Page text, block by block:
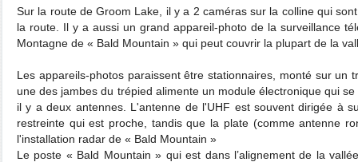
Sur la route de Groom Lake, il y a 2 caméras sur la colline qui
la route. Il y a aussi un grand appareil-photo de la surveillance
Montagne de « Bald Mountain » qui peut couvrir la plupart de la
Les appareils-photos paraissent être stationnaires, monté sur un
une des jambes du trépied alimente un module électronique qui
il y a deux antennes. L'antenne de l'UHF est souvent dirigée à
restreinte qui est proche, tandis que la plate (comme antenne
l'installation radar de « Bald Mountain »
Le poste « Bald Mountain » qui est dans l’alignement de la